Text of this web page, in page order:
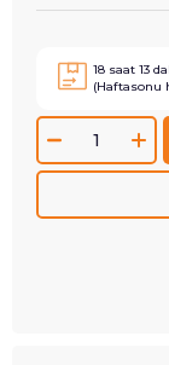
18 saat 13
(Haftasonu